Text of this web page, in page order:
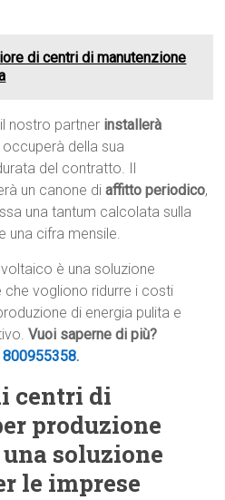
di centri di manutenzione
nostro partner installerà
della sua
del contratto. Il
un canone diaffitto periodico,
una tantum calcolata sulla
una cifra mensile.
è una soluzione
vogliono ridurre i costi
di energia pulita e
Vuoi saperne di più?
800955358.
centri di
produzione
soluzione
le imprese